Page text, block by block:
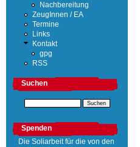
Nachbereitung
ZeugInnen / EA
Termine
Links
Kontakt
gpg
RSS
Suchen
Spenden
Die Soliarbeit für die von den